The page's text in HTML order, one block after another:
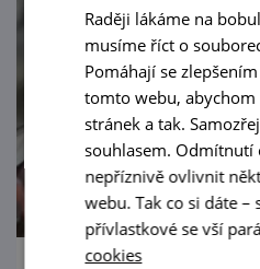
Raději lákáme na
musíme říct o
Pomáhají se
tomto webu,
stránek a tak.
souhlasem. Odmítnutí
nepříznivě ovlivnit
webu. Tak co si dáte
přívlastkové se vší
cookies